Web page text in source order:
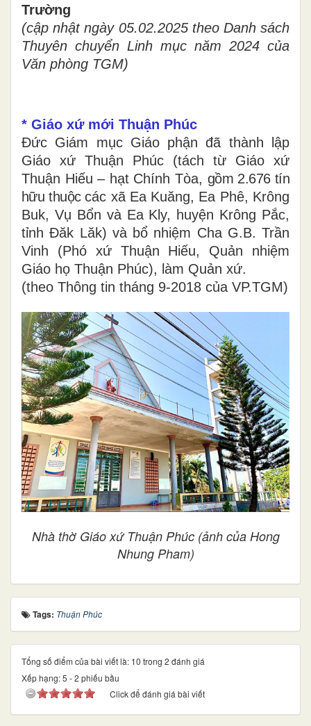
Trường
(cập nhật ngày 05.02.2025 theo Danh sách
Thuyên chuyển Linh mục năm 2024 của
Văn phòng TGM)
* Giáo xứ mới Thuận Phúc
Đức Giám mục Giáo phận đã thành lập
Giáo xứ Thuận Phúc (tách từ Giáo xứ
Thuận Hiếu – hạt Chính Tòa, gồm 2.676 tín
hữu thuộccác xã Ea Kuăng, Ea Phê, Krông
Buk, Vụ Bổn và Ea Kly, huyện Krông Pắc,
tỉnh Đăk Lăk) và bổ nhiệm Cha G.B. Trần
Vinh (Phó xứ Thuận Hiếu, Quản nhiệm
Giáo họ Thuận Phúc), làm Quản xứ.
(theo Thông tin tháng 9-2018 của VP.TGM)
Nhà thờ Giáo xứ Thuận Phúc (ảnh của Hong
Nhung Pham)
Tags: Thuận Phúc
Tổng số điểm của bài viết là: 10 trong 2 đánh giá
Xếp hạng:5 -2 phiếu bầu
Click để đánh giá bài viết